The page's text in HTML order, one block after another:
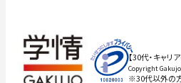
【30代・キャリ
Copyright
※30代以外の